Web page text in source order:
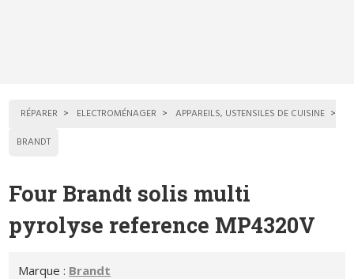
RÉPARER ELECTROMÉNAGER
APPAREILS, USTENSILES DE CUISINE
BRANDT
Four Brandt solis multi
pyrolyse reference MP4320V
Marque : Brandt